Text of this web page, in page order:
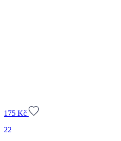
175 Kč
22